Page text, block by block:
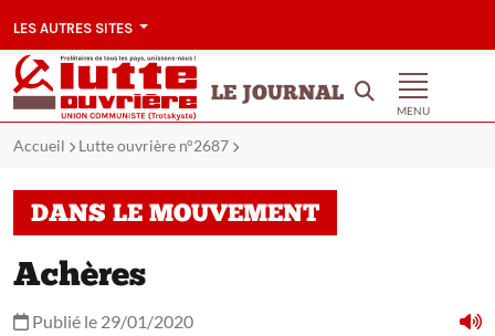
LES AUTRES SITES
LE JOURNAL
MENU
Accueil Lutte ouvrière n°2687
DANS LE MOUVEMENT
Achères
Publié le 29/01/2020